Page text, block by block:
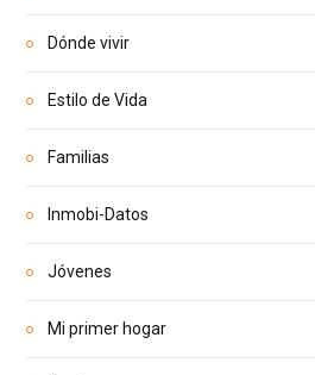
Dónde vivir
Estilo de Vida
Familias
Inmobi-Datos
Jóvenes
Mi primer hogar